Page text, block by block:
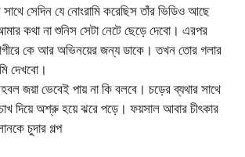
সাথে সেদিন যে নোংরামি করেছিস তাঁর ভিডিও আছে
কথা না শুনিস সেটা নেটে ছেড়ে দেবো। এরপর
কে আর অভিনয়ের জন্য ডাকে। তখন তোর গলার
দেখবো।
জয়া ভেবেই পায় না কি বলবে। চড়ের ব্যথার সাথে
দিয়ে অশ্রু হয়ে ঝরে পড়ে। ফয়সাল আবার চীৎকার
চুদার গল্প